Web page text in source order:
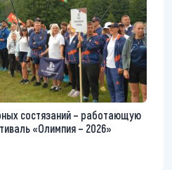
состязаний – работающую
«Олимпия – 2026»